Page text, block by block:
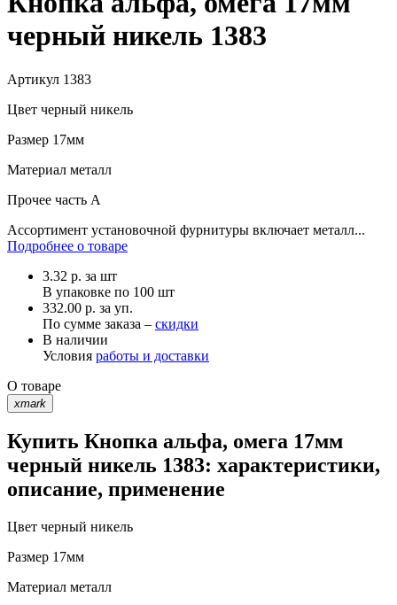
черный никель 1383
Артикул 1383
Цвет черный никель
Размер 17мм
Материал металл
Прочее часть A
Ассортимент установочной фурнитуры включает металл...
Подробнее о товаре
3.32 р. за шт
В упаковке по 100 шт
332.00 р. за уп.
По сумме заказа – скидки
В наличии
Условия работы и доставки
О товаре
xmark
Купить Кнопка альфа, омега 17мм
черный никель 1383: характеристики,
описание, применение
Цвет черный никель
Размер 17мм
Материал металл